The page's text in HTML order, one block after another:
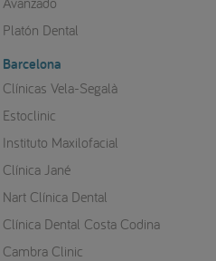
Platón Dental
Barcelona
Clínicas Vela-Segalà
Estoclinic
Instituto Maxilofacial
Clínica Jané
Nart Clínica Dental
Clínica Dental Costa Codina
Cambra Clinic